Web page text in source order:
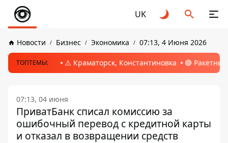
UK
Новости Бизнес Экономика 07:13, 4 Июня 2026
ТОПТЕМЫ: ⚠️ Краматорск, Константиновка 🔴
07:13, 04 июня
ПриватБанк списал комиссию за
ошибочный перевод с кредитной карты
и отказал в возвращении средств